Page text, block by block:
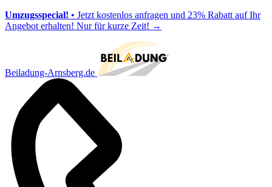
Umzugsspecial! • Jetzt kostenlos anfragen und 23% Rabatt auf Ihr
Angebot erhalten! Nur für kurze Zeit! →
Beiladung-Arnsberg.de